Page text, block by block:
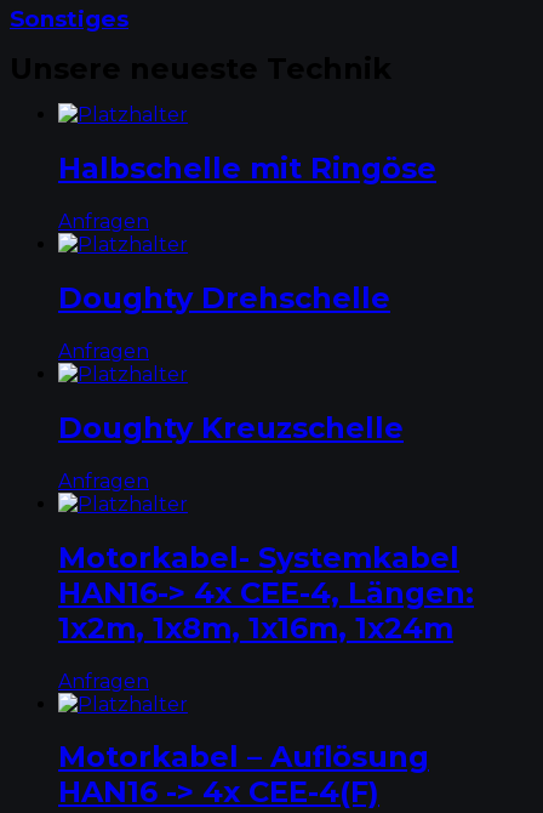
Sonstiges
Halbschelle mit Ringöse
Anfragen
Doughty Drehschelle
Anfragen
Doughty Kreuzschelle
Anfragen
Motorkabel- Systemkabel
HAN16-> 4x CEE-4, Längen:
1x2m, 1x8m, 1x16m, 1x24m
Anfragen
Motorkabel – Auflösung
HAN16 -> 4x CEE-4(F)